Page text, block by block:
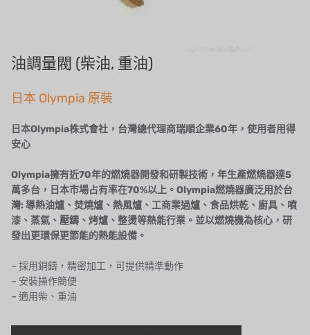
泰國 HAYCARB
日本 OLYMPIA
日本 KATSURA
義大利 BRAHMA
SAGINOMIYA
HONEYWELL
AZBIL (YAMATAKE)
油調量閥 (柴油, 重油)
日本 Olympia 原裝
日本Olympia株式會社，台灣總代理商瑞順企業60年，使用者用得
安心
Olympia擁有近70年的燃燒器開發和研製技術，年生產燃燒器達5
萬多台，日本市場占有率在70%以上。 Olympia燃燒器廣泛用於台
灣: 導熱油爐、焚燒爐、熱風爐、工商業過爐、食品烘乾、廚具、噴
漆、蒸氣、壓鑄、烤爐、整燙等熱能行業。並以燃燒機為核心，研
發出更環保更節能的熱能設備。
– 採用銅鑄，精密加工，可提供精準動作
– 安裝操作簡便
– 適用柴、重油